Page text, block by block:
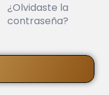
¿Olvidaste la
contraseña?